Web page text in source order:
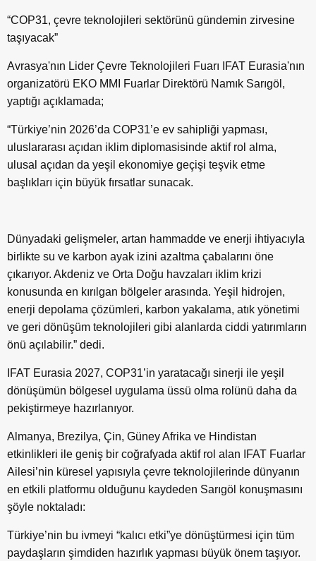
“COP31, çevre teknolojileri sektörünü gündemin zirvesine
taşıyacak”
Avrasya'nın Lider Çevre Teknolojileri Fuarı IFAT Eurasia'nın
organizatörü EKO MMI Fuarlar Direktörü Namık Sarıgöl,
yaptığı açıklamada;
“Türkiye’nin 2026’da COP31’e ev sahipliği yapması,
uluslararası açıdan iklim diplomasisinde aktif rol alma,
ulusal açıdan da yeşil ekonomiye geçişi teşvik etme
başlıkları için büyük fırsatlar sunacak.
Dünyadaki gelişmeler, artan hammadde ve enerji ihtiyacıyla
birlikte su ve karbon ayak izini azaltma çabalarını öne
çıkarıyor. Akdeniz ve Orta Doğu havzaları iklim krizi
konusunda en kırılgan bölgeler arasında. Yeşil hidrojen,
enerji depolama çözümleri, karbon yakalama, atık yönetimi
ve geri dönüşüm teknolojileri gibi alanlarda ciddi yatırımların
önü açılabilir.” dedi.
IFAT Eurasia 2027, COP31’in yaratacağı sinerji ile yeşil
dönüşümün bölgesel uygulama üssü olma rolünü daha da
pekiştirmeye hazırlanıyor.
Almanya, Brezilya, Çin, Güney Afrika ve Hindistan
etkinlikleri ile geniş bir coğrafyada aktif rol alan IFAT Fuarlar
Ailesi’nin küresel yapısıyla çevre teknolojilerinde dünyanın
en etkili platformu olduğunu kaydeden Sarıgöl konuşmasını
şöyle noktaladı:
Türkiye’nin bu ivmeyi “kalıcı etki”ye dönüştürmesi için tüm
paydaşların şimdiden hazırlık yapması büyük önem taşıyor.